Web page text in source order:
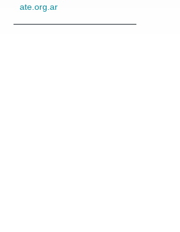
ate.org.ar